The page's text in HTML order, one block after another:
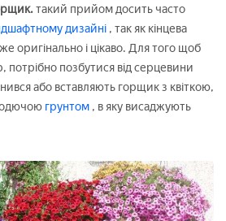
такий прийом досить часто
дизайні , так як кінцева
оригінально і цікаво. Для того щоб
позбутися від серцевини
або вставляють горщик з квіткою,
грунтом , в яку висаджують